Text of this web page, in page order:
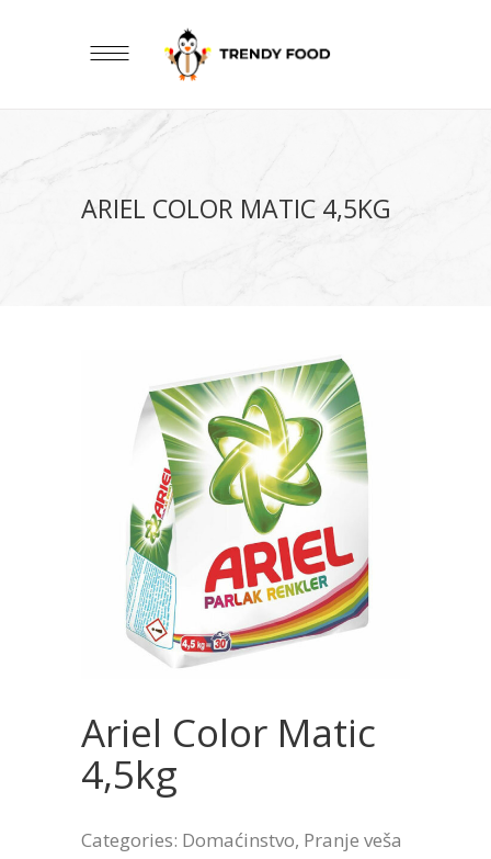
ARIEL COLOR MATIC 4,5KG
Ariel Color Matic
4,5kg
Categories: Domaćinstvo, Pranje veša